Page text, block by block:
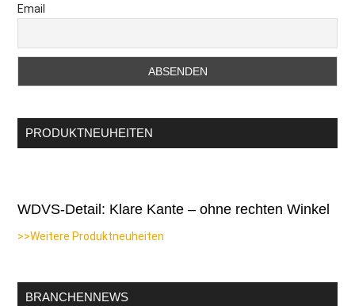
Email
PRODUKTNEUHEITEN
WDVS-Detail: Klare Kante – ohne rechten Winkel
>>Weitere Produktneuheiten
BRANCHENNEWS